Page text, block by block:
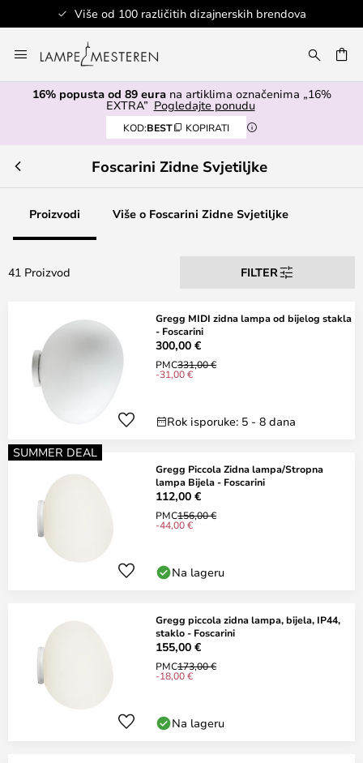
Više od 100 različitih dizajnerskih brendova
to
Content
16% popusta od 89 eurana artiklima označenima „16%
EXTRA” Pogledajte ponudu
KOD:BEST KOPIRATI
Foscarini Zidne Svjetiljke
Proizvodi Više o Foscarini Zidne Svjetiljke
41 Proizvod FILTER
Gregg MIDI zidna lampa od bijelog stakla
- Foscarini
300,00 €
PMC331,00 €
-31,00 €
Rok isporuke: 5 - 8 dana
SUMMER DEAL
Gregg Piccola Zidna lampa/Stropna
lampa Bijela - Foscarini
112,00 €
PMC156,00 €
-44,00 €
Na lageru
Gregg piccola zidna lampa, bijela, IP44,
staklo - Foscarini
155,00 €
PMC173,00 €
-18,00 €
Na lageru